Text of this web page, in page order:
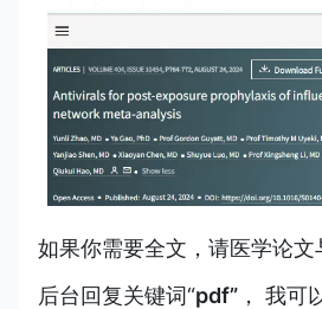
如果你需要全文，请医学论
后台回复关键词“pdf” ， 我可